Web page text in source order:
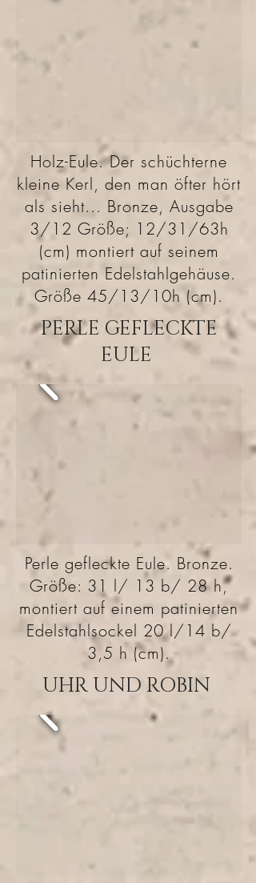
PERLE GEFLECKTE
EULE
UHR UND ROBIN
Holz-Eule. Der schüchterne
kleine Kerl, den man öfter hört
als sieht... Bronze, Ausgabe
3/12 Größe; 12/31/63h
(cm) montiert auf seinem
patinierten Edelstahlgehäuse.
Größe 45/13/10h (cm).
Perle gefleckte Eule. Bronze.
Größe: 31 l/ 13 b/ 28 h,
montiert auf einem patinierten
Edelstahlsockel 20 l/14 b/
3,5 h (cm).